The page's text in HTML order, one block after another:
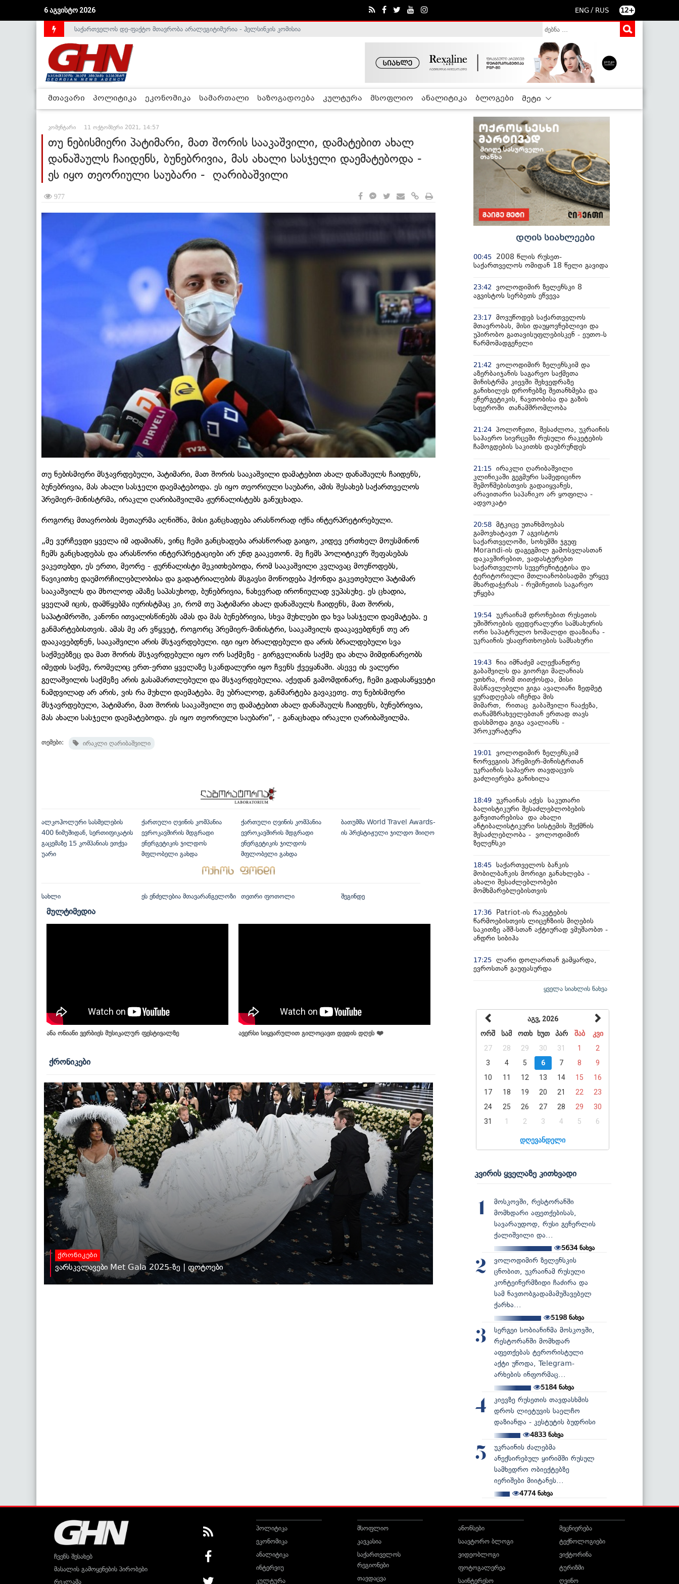
6 აგვისტო 2026 ENG / RUS 12+
საქართველოს დე-ფაქტო მთავრობა არალეგიტიმურია - ჰელსინკის კომისია
მთავარი პოლიტიკა ეკონომიკა სამართალი საზოგადოება კულტურა მსოფლიო ანალიტიკა ბლოგები მეტი
კომენტარი 11 ოქტომბერი 2021, 14:57
თუ ნებისმიერი პატიმარი, მათ შორის სააკაშვილი, დამატებით ახალ
დანაშაულს ჩაიდენს, ბუნებრივია, მას ახალი სასჯელი დაემატებოდა -
ეს იყო თეორიული საუბარი - ღარიბაშვილი
977
თუ ნებისმიერი მსჯავრდებული, პატიმარი, მათ შორის სააკაშვილი დამატებით ახალ დანაშაულს ჩაიდენს,
ბუნებრივია, მას ახალი სასჯელი დაემატებოდა. ეს იყო თეორიული საუბარი, ამის შესახებ საქართველოს
პრემიერ-მინისტრმა, ირაკლი ღარიბაშვილმა ჟურნალისტებს განუცხადა.
როგორც მთავრობის მეთაურმა აღნიშნა, მისი განცხადება არასწორად იქნა ინტერპრეტირებული.
„მე ვურჩევდი ყველა იმ ადამიანს, ვინც ჩემი განცხადება არასწორად გაიგო, კიდევ ერთხელ მოუსმინონ
ჩემს განცხადებას და არასწორი ინტერპრეტაციები არ უნდ გააკეთონ. მე ჩემს პოლიტიკურ შეფასებას
ვაკეთებდი, ეს ერთი, მეორე - ჟურნალისტი მეკითხებოდა, რომ სააკაშვილი კვლავაც მოუწოდებს,
წავიკითხე დაუმორჩილებლობისა და გადატრიალების მსგავსი მოწოდება ჰქონდა გაკეთებული პატიმარ
სააკაშვილს და მხოლოდ ამაზე საპასუხოდ, ბუნებრივია, ნახევრად ირონიულად ვუპასუხე. ეს ცხადია,
ყველამ იცის, დამწყებმა იურისტმაც კი, რომ თუ პატიმარი ახალ დანაშაულს ჩაიდენს, მათ შორის,
საპატიმროში, კანონი ითვალისწინებს ამას და მას ბუნებრივია, სხვა მუხლები და ხვა სასჯელი დაემატება. ე
განმარტებისთვის. ამას მე არ ვწყვეტ, როგორც პრემიერ-მინისტრი, სააკაშვილს დააკავებდნენ თუ არ
დააკავებდნენ, სააკაშვილი არის მსჯავრდებული. იგი იყო ბრალდებული და არის ბრალდებული სვა
საქმეებზეც და მათ შორის მსჯავრდებული იყო ორ საქმეზე - გირგვლიანის საქმე და ახლა მიმდინარეობს
იმედის საქმე, რომელიც ერთ-ერთი ყველაზე სკანდალური იყო ჩვენს ქვეყანაში. ასევე ის ვალერი
გელაშვილის საქმეზე არის გასამართლებული და მსჯავრდებულია. აქედან გამომდინარე, ჩემი გადასაწყვეტი
ნამდვილად არ არის, ვის რა მუხლი დაემატება. მე უბრალოდ, განმარტება გავაკეთე. თუ ნებისმიერი
მსჯავრდებული, პატიმარი, მათ შორის სააკაშვილი თუ დამატებით ახალ დანაშაულს ჩაიდენს, ბუნებრივია,
მას ახალი სასჯელი დაემატებოდა. ეს იყო თეორიული საუბარი“, - განაცხადა ირაკლი ღარიბაშვილმა.
თემები: ირაკლი ღარიბაშვილი
ალკოჰოლური სასმელების
400 ნიმუშიდან, სერთიფიკატის
გაცემაზე 15 კომპანიას ეთქვა
უარი
ქართული ღვინის კომპანია
ევროკავშირის მდგრადი
ენერგეტიკის ჯილდოს
მფლობელი გახდა
ქართული ღვინის კომპანია
ევროკავშირის მდგრადი
ენერგეტიკის ჯილდოს
მფლობელი გახდა
ბათუმმა World Travel Awards-
ის პრესტიჟული ჯილდო მიიღო
სახლი ეს ენძელებია მთავარანგელოზი თეთრი ფოთოლი შეგინდე
მულტიმედია
ანა ონიანი ვერბიეს მუსიკალურ ფესტივალზე ავერსი სიყვარულით გილოცავთ დედის დღეს ❤️
ქრონიკები
ქრონიკები
ვარსკვლავები Met Gala 2025-ზე | ფოტოები
დღის სიახლეები
00:45
2008 წლის რუსეთ-
საქართველოს ომიდან 18 წელი გავიდა
23:42
ვოლოდიმირ ზელენსკი 8
აგვისტოს სერბეთს ეწვევა
23:17 მოვუწოდებ საქართველოს
მთავრობას, მისი დაუყოვნებლივი და
უპირობო გათავისუფლებისკენ - ეუთო-ს
წარმომადგენელი
21:42
ვოლოდიმირ ზელენსკიმ და
აზერბაიჯანის საგარეო საქმეთა
მინისტრმა კიევში შეხვედრაზე
განიხილეს დრონებზე შეთანხმება და
ენერგეტიკის, ნავთობისა და გაზის
სფეროში თანამშრომლობა
21:24 პოლონეთი, შესაძლოა, უკრაინის
საჰაერო სივრცეში რუსული რაკეტების
ჩამოგდების საკითხს დაუბრუნდეს
21:15 ირაკლი ღარიბაშვილი
კლინიკაში გეგმური სამედიცინო
შემოწმებისთვის გადაიყვანეს,
არავითარი საპანიკო არ ყოფილა -
ადვოკატი
20:58 მტკიცე უთანხმოებას
გამოვხატავთ 7 აგვისტოს
საქართველოში, სოხუმში ჯგუფ
Morandi-ის დაგეგმილ გამოსვლასთან
დაკავშირებით, ვადასტურებთ
საქართველოს სუვერენიტეტისა და
ტერიტორიული მთლიანობისადმი ურყევ
მხარდაჭერას - რუმინეთის საგარეო
უწყება
19:54 უკრაინამ დრონებით რუსეთის
უშიშროების ფედერალური სამსახურის
ორი საპატრულო ხომალდი დააზიანა -
უკრაინის უსაფრთხოების სამსახური
19:43 ნია იმნაძემ ალექსანდრე
გაბაშვილს და გიორგი მალანიას
უთხრა, რომ თითქოსდა, მისი
მასწავლებელი გიგა ავალიანი ზედმეტ
ყურადღებას იჩენდა მის
მიმართ, რითაც გაბაშვილი წააქეზა,
თანამზრახველებთან ერთად თავს
დასხმოდა გიგა ავალიანს -
პროკურატურა
19:01
ვოლოდიმირ ზელენსკიმ
ნორვეგიის პრემიერ-მინისტრთან
უკრაინის საჰაერო თავდაცვის
გაძლიერება განიხილა
18:49 უკრაინას აქვს საკუთარი
ბალისტიკური შესაძლებლობების
განვითარებისა და ახალი
ანტიბალისტიკური სისტემის შექმნის
შესაძლებლობა - ვოლოდიმირ
ზელენსკი
18:45 საქართველოს ბანკის
მობილბანკის მორიგი განახლება -
ახალი შესაძლებლობები
მომხმარებლებისთვის
17:36
Patriot-ის რაკეტების
წარმოებისთვის ლიცენზიის მიღების
საკითზე აშშ-სთან აქტიურად ვმუშაობთ -
ანდრი სიბიჰა
17:25 ლარი დოლართან გამყარდა,
ევროსთან გაუფასურდა
ყველა სიახლის ნახვა
აგვ, 2026
ორშ
სამ ოთხ ხუთ პარ შაბ
კვი
27
28 29 30 31 1
2
3
4 5 6 7 8
9
10
11 12 13 14 15
16
17
18 19 20 21 22
23
24
25 26 27 28 29
30
31
1 2 3 4 5 6
დღევანდელი
კვირის ყველაზე კითხვადი
1
მოსკოვში, რესტორანში
მომხდარი აფეთქებისას,
სავარაუდოდ, რუსი გენერლის
ქალიშვილი და...
5634ნახვა
2
ვოლოდიმირ ზელენსკის
ცნობით, უკრაინამ რუსული
კონტეინერმზიდი ჩაძირა და
სამ ნავთობგადამამუშავებელ
ქარხა...
5198 ნახვა
3
სერგეი სობიანინმა მოსკოვში,
რესტორანში მომხდარ
აფეთქებას ტერორისტული
აქტი უწოდა, Telegram-
არხების ინფორმაც...
5184ნახვა
4
კიევზე რუსეთის თავდასხმის
დროს ლიეტუვის საელჩო
დაზიანდა - კესტუტის ბუდრისი
4833ნახვა
5
უკრაინის ძალებმა
ანექსირებულ ყირიმში რუსულ
სამხედრო ობიექტებზე
იერიშები მიიტანეს...
4774ნახვა
ჩვენს შესახებ
მასალის გამოყენების პირობები
რეკლამა
პოლიტიკა
ეკონომიკა
ანალიტიკა
ინტერვიუ
კულტურა
მსოფლიო
კავკასია
საქართველოს
რეგიონები
თავდაცვა
ანონსები
საავტორო ბლოგი
ვიდეობლოგი
ფოტოგალერეა
საინტერესო
მეცნიერება
ტექნოლოგიები
ვიქტორინა
ტურიზმი
ღვინო